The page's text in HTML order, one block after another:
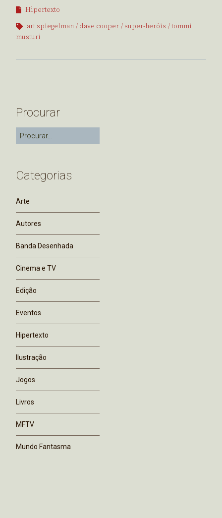
Hipertexto
art spiegelman
dave cooper super-heróis
tommi
musturi
Procurar
Categorias
Arte
Autores
Banda Desenhada
Cinema e TV
Edição
Eventos
Hipertexto
Ilustração
Jogos
Livros
MFTV
Mundo Fantasma